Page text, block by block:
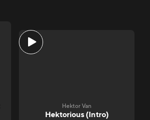
Hektor Van
Hektorious (Intro)